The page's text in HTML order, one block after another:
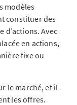
modèles
constituer des
d’actions. Avec
en actions,
fixe ou
le marché, et il
les offres.